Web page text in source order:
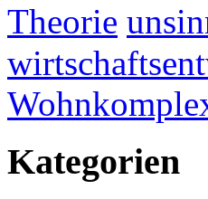
Theorie
Kategorien